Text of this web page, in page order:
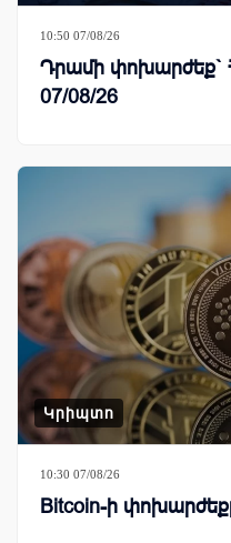
10:50 07/08/26
Դրամի փոխարժեք`
07/08/26
Կրիպտո
10:30 07/08/26
Bitcoin-ի